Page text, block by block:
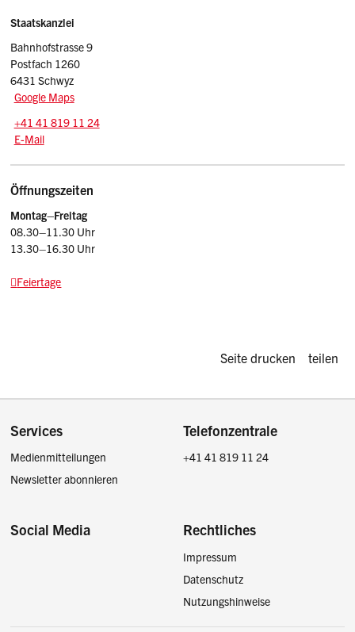
Sidebar
Adresse
Staatskanzlei
Bahnhofstrasse 9
Postfach 1260
6431 Schwyz
Google Maps
Tel.:
+41 41 819 11 24
E-Mail: srsz
E-Mail
Öffnungszeiten
Montag–Freitag
08.30–11.30 Uhr
13.30–16.30 Uhr
Feiertage
Diese Seite
Seite drucken teilen
Footer
Services
Medienmitteilungen
Newsletter abonnieren
Telefonzentrale
+41 41 819 11 24
Social Media Rechtliches
Impressum
Datenschutz
Nutzungshinweise